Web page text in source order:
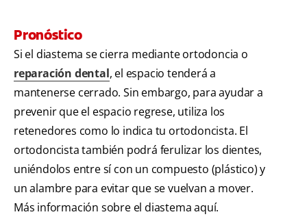
Pronóstico
Si el diastema se cierra mediante ortodoncia o
reparación dental, el espacio tenderá a
mantenerse cerrado. Sin embargo, para ayudar a
prevenir que el espacio regrese, utiliza los
retenedores como lo indica tu ortodoncista. El
ortodoncista también podrá ferulizar los dientes,
uniéndolos entre sí con un compuesto (plástico) y
un alambre para evitar que se vuelvan a mover.
Más información sobre el diastema aquí.